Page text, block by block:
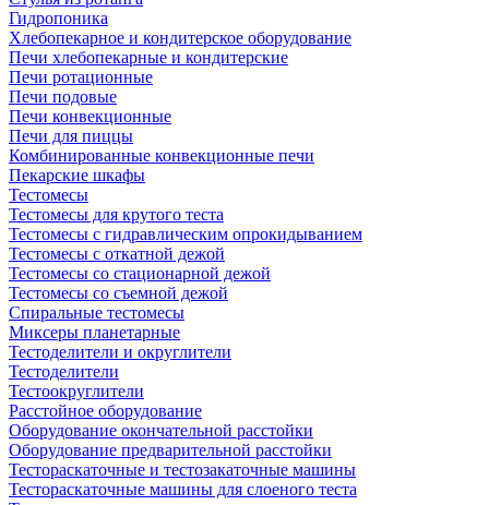
Гидропоника
Хлебопекарное и кондитерское оборудование
Печи хлебопекарные и кондитерские
Печи ротационные
Печи подовые
Печи конвекционные
Печи для пиццы
Комбинированные конвекционные печи
Пекарские шкафы
Тестомесы
Тестомесы для крутого теста
Тестомесы с гидравлическим опрокидыванием
Тестомесы с откатной дежой
Тестомесы со стационарной дежой
Тестомесы со съемной дежой
Спиральные тестомесы
Миксеры планетарные
Тестоделители и округлители
Тестоделители
Тестоокруглители
Расстойное оборудование
Оборудование окончательной расстойки
Оборудование предварительной расстойки
Тестораскаточные и тестозакаточные машины
Тестораскаточные машины для слоеного теста